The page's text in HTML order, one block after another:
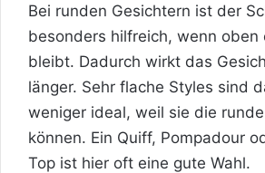
Bei runden Gesichtern ist der
besonders hilfreich, wenn oben
bleibt. Dadurch wirkt das
länger. Sehr flache Styles sind
weniger ideal, weil sie die
können. Ein Quiff, Pompadour
Top ist hier oft eine gute Wahl.